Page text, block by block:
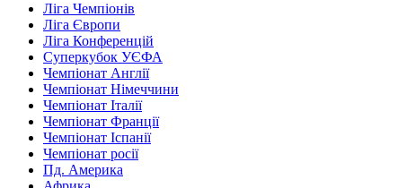
Ліга Чемпіонів
Ліга Європи
Ліга Конференцій
Суперкубок УЄФА
Чемпіонат Англії
Чемпіонат Німеччини
Чемпіонат Італії
Чемпіонат Франції
Чемпіонат Іспанії
Чемпіонат росії
Пд. Америка